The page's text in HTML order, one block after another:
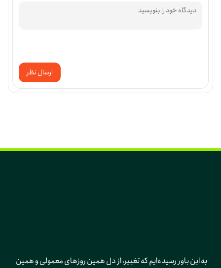
ارسال نظر
به این باور رسیده‌ایم که تغییر، از دل همین روزهای معمولی و همین